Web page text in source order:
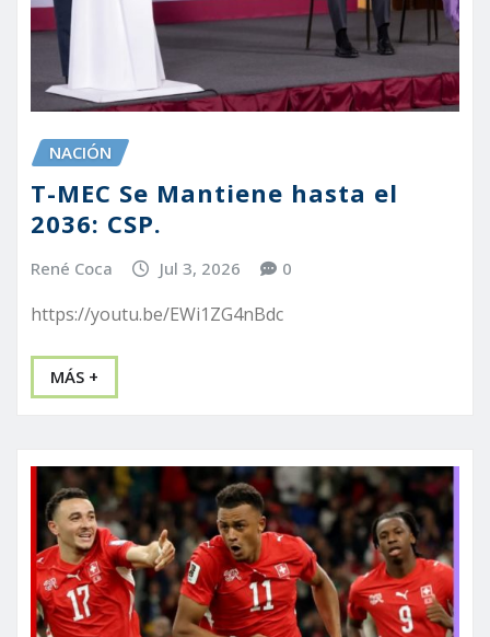
NACIÓN
T-MEC Se Mantiene hasta el
2036: CSP.
René Coca Jul 3, 2026 0
https://youtu.be/EWi1ZG4nBdc
MÁS +